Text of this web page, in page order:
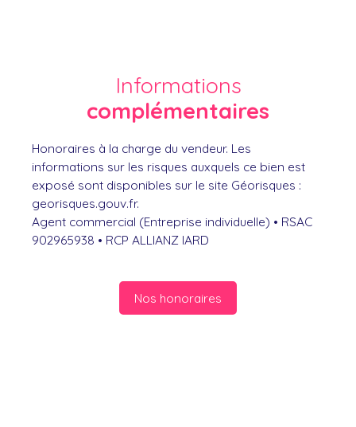
Informations
complémentaires
Honoraires à la charge du vendeur. Les
informations sur les risques auxquels ce bien est
exposé sont disponibles sur le site Géorisques :
georisques.gouv.fr.
Agent commercial (Entreprise individuelle) • RSAC
902965938 • RCP ALLIANZ IARD
Nos honoraires